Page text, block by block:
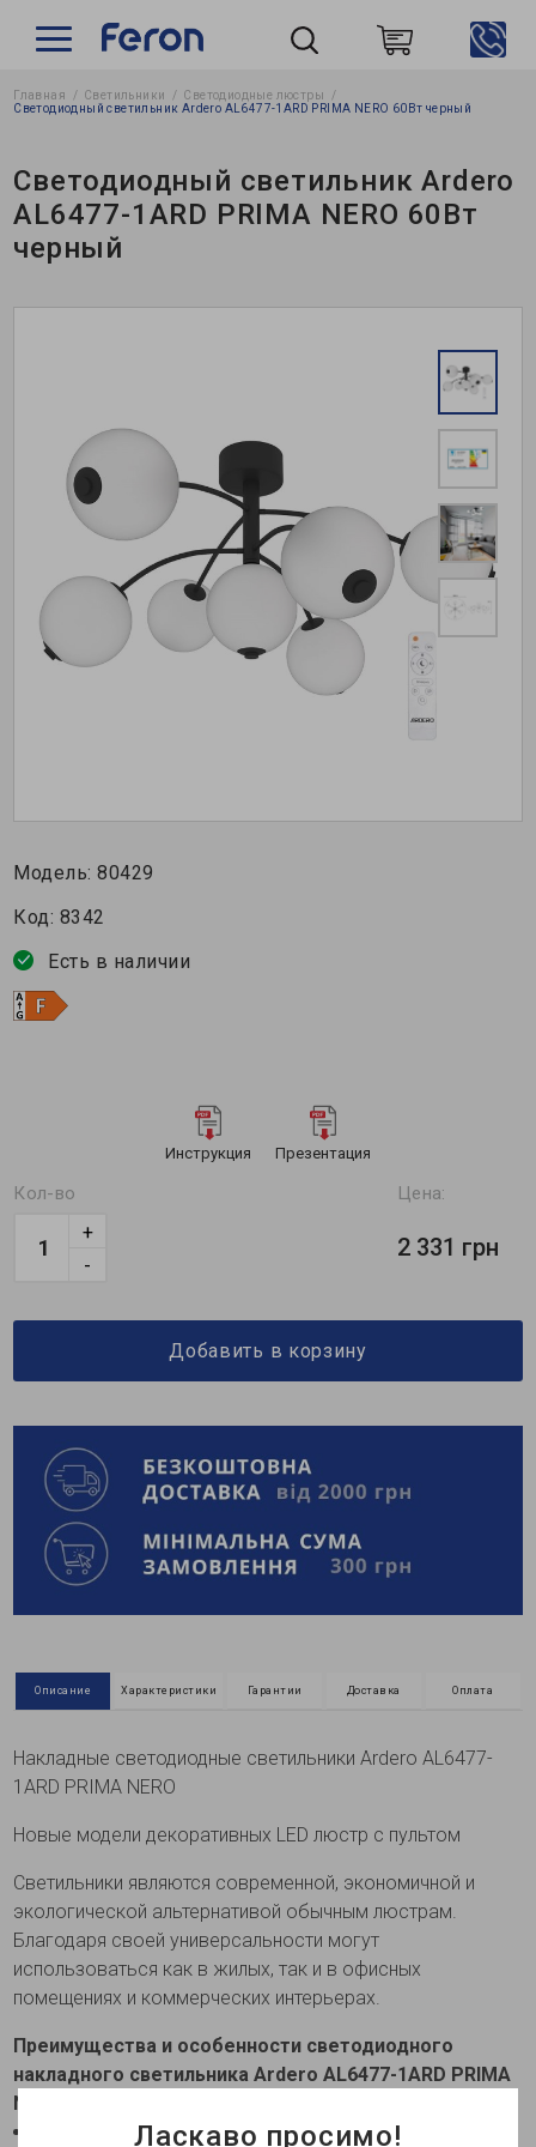
Пошук
Главная Светильники
Светодиодные люстры
Светодиодный светильник Ardero AL6477-1ARD PRIMA NERO 60Вт черный
Светодиодный светильник Ardero
AL6477-1ARD PRIMA NERO 60Вт
черный
Модель:80429
Код: 8342
Есть в наличии
Инструкция Презентация
Кол-во
-
+
Цена:
2 331 грн
Добавить в корзину
Описание Характеристики Гарантии Доставка Оплата
Накладные светодиодные светильники Ardero AL6477-
1ARD PRIMA NERO
Новые модели декоративных LED люстр с пультом
Светильники являются современной, экономичной и
экологической альтернативой обычным люстрам.
Благодаря своей универсальности могут
использоваться как в жилых, так и в офисных
помещениях и коммерческих интерьерах.
Преимущества и особенности светодиодного
накладного светильника Ardero AL6477-1ARD PRIMA
NERO 60Вт черный:
Светильник имеет стильный футуристический
Ласкаво просимо!